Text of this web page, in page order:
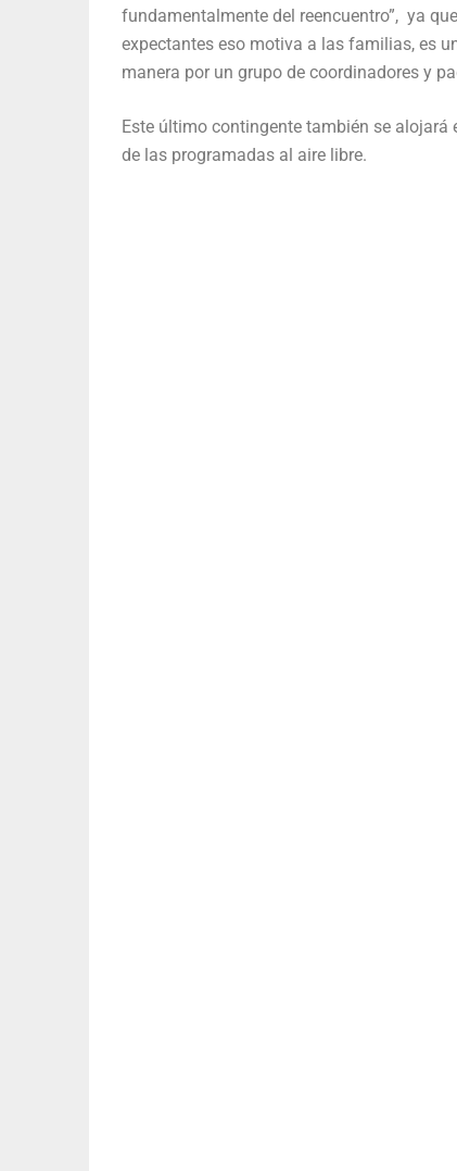
fundamentalmente del reencuentro”, ya
expectantes eso motiva a las familias, es
manera por un grupo de coordinadores y
Este último contingente también se alojará
de las programadas al aire libre.